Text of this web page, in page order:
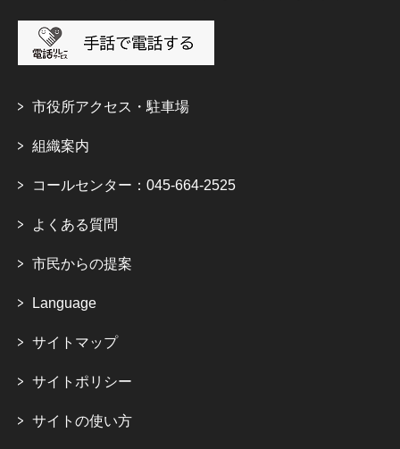
市役所アクセス・駐車場
組織案内
コールセンター：045-664-2525
よくある質問
市民からの提案
Language
サイトマップ
サイトポリシー
サイトの使い方